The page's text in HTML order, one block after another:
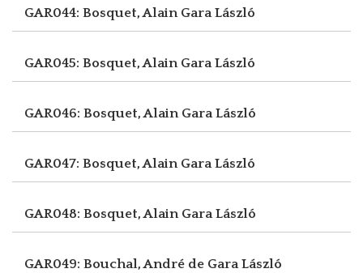
GAR044: Bosquet, Alain Gara László
GAR045: Bosquet, Alain Gara László
GAR046: Bosquet, Alain Gara László
GAR047: Bosquet, Alain Gara László
GAR048: Bosquet, Alain Gara László
GAR049: Bouchal, André de Gara László